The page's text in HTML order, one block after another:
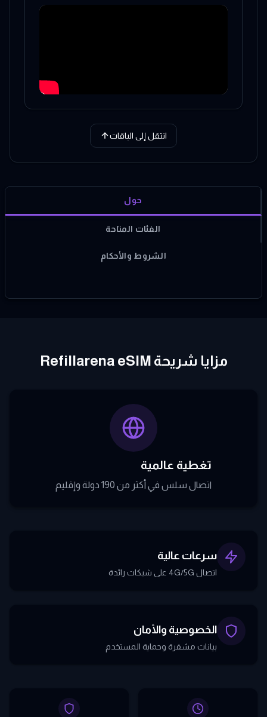
انتقل إلى الباقات
حول
الفئات المتاحة
الشروط والأحكام
مزايا شريحة Refillarena eSIM
تغطية عالمية
اتصال سلس في أكثر من 190 دولة وإقليم
سرعات عالية
اتصال 4G/5G على شبكات رائدة
الخصوصية والأمان
بيانات مشفرة وحماية المستخدم